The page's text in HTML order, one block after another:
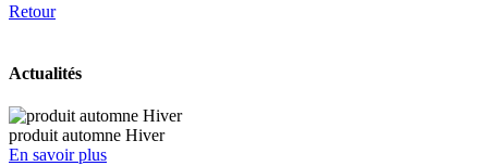
Retour
Actualités
produit automne Hiver
En savoir plus